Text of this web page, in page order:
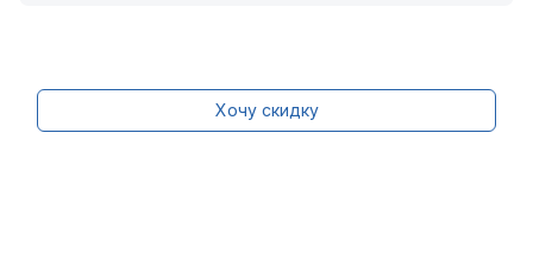
Хочу скидку